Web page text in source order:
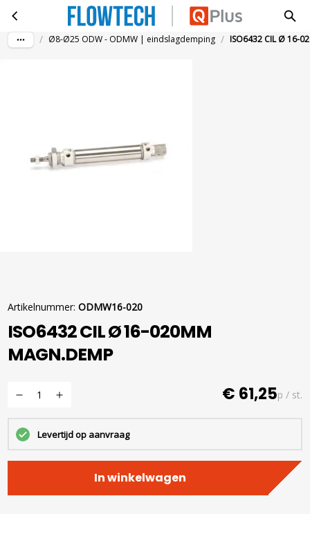
Ga naar hoofdinhoudISO6432 CIL Ø 16-020MM MAGN.DEMP
/ Ø8-Ø25 ODW - ODMW | eindslagdemping / ISO6432 CIL Ø 16-
Artikelnummer: ODMW16-020
ISO6432 CIL Ø 16-020MM
MAGN.DEMP
€ 61,25p / st.
Levertijd op aanvraag
In winkelwagen